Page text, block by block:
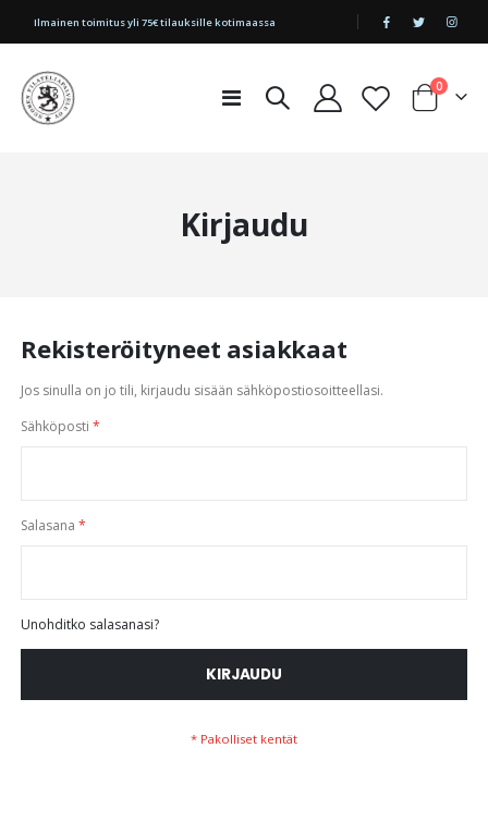
|
Ilmainen toimitus yli 75€ tilauksille kotimaassa
Toggle
Cart
0tuotetta
Kirjaudu
Rekisteröityneet asiakkaat
Jos sinulla on jo tili, kirjaudu sisään sähköpostiosoitteellasi.
Sähköposti
Salasana
Unohditko salasanasi?
KIRJAUDU